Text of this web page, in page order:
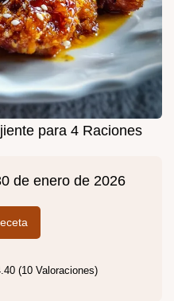
para 4 Raciones
de enero de 2026
(10 Valoraciones)